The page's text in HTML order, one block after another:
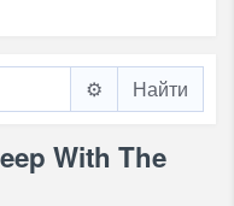
⚙️
With The